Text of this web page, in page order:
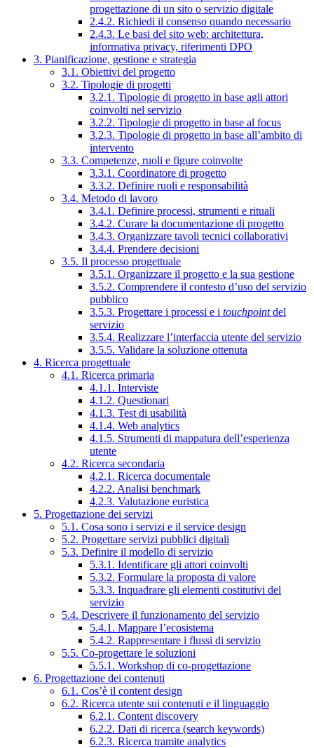
progettazione di un sito o servizio digitale
2.4.2. Richiedi il consenso quando necessario
2.4.3. Le basi del sito web: architettura,
informativa privacy, riferimenti DPO
3. Pianificazione, gestione e strategia
3.1. Obiettivi del progetto
3.2. Tipologie di progetti
3.2.1. Tipologie di progetto in base agli attori
coinvolti nel servizio
3.2.2. Tipologie di progetto in base al focus
3.2.3. Tipologie di progetto in base all’ambito di
intervento
3.3. Competenze, ruoli e figure coinvolte
3.3.1. Coordinatore di progetto
3.3.2. Definire ruoli e responsabilità
3.4. Metodo di lavoro
3.4.1. Definire processi, strumenti e rituali
3.4.2. Curare la documentazione di progetto
3.4.3. Organizzare tavoli tecnici collaborativi
3.4.4. Prendere decisioni
3.5. Il processo progettuale
3.5.1. Organizzare il progetto e la sua gestione
3.5.2. Comprendere il contesto d’uso del servizio
pubblico
3.5.3. Progettare i processi e i touchpointdel
servizio
3.5.4. Realizzare l’interfaccia utente del servizio
3.5.5. Validare la soluzione ottenuta
4. Ricerca progettuale
4.1. Ricerca primaria
4.1.1. Interviste
4.1.2. Questionari
4.1.3. Test di usabilità
4.1.4. Web analytics
4.1.5. Strumenti di mappatura dell’esperienza
utente
4.2. Ricerca secondaria
4.2.1. Ricerca documentale
4.2.2. Analisi benchmark
4.2.3. Valutazione euristica
5. Progettazione dei servizi
5.1. Cosa sono i servizi e il service design
5.2. Progettare servizi pubblici digitali
5.3. Definire il modello di servizio
5.3.1. Identificare gli attori coinvolti
5.3.2. Formulare la proposta di valore
5.3.3. Inquadrare gli elementi costitutivi del
servizio
5.4. Descrivere il funzionamento del servizio
5.4.1. Mappare l’ecosistema
5.4.2. Rappresentare i flussi di servizio
5.5. Co-progettare le soluzioni
5.5.1. Workshop di co-progettazione
6. Progettazione dei contenuti
6.1. Cos’è il content design
6.2. Ricerca utente sui contenuti e il linguaggio
6.2.1. Content discovery
6.2.2. Dati di ricerca (search keywords)
6.2.3. Ricerca tramite analytics